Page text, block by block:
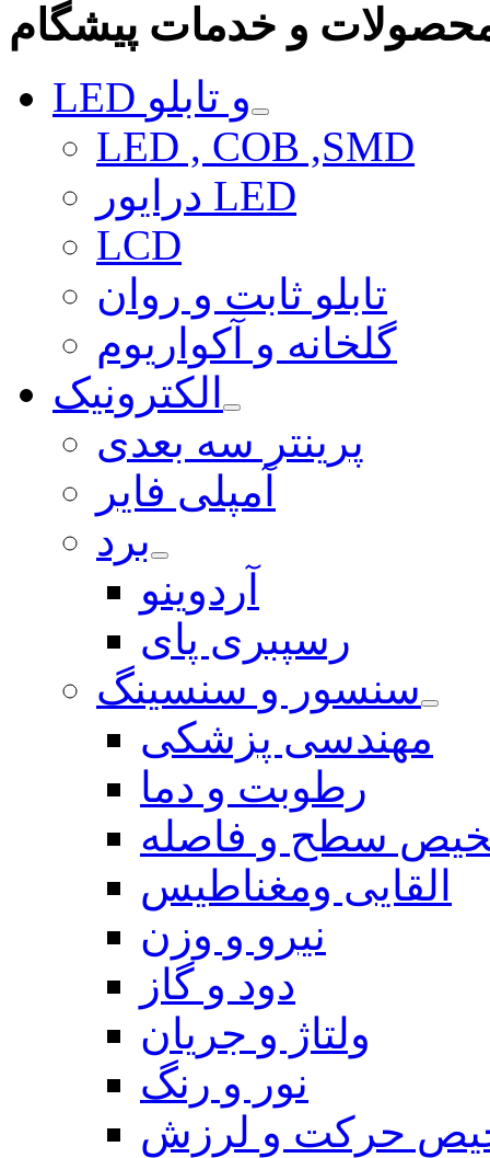
و خدمات پیشگام
LED و تابلو
LED , COB ,SMD
درایور LED
LCD
تابلو ثابت و روان
گلخانه و آکواریوم
الکترونیک
پرینتر سه بعدی
آمپلی فایر
برد
آردوینو
رسپبری پای
سنسور و سنسینگ
مهندسی پزشکی
رطوبت و دما
سطح و فاصله
القایی ومغناطیس
نیرو و وزن
دود و گاز
ولتاژ و جریان
نور و رنگ
حرکت و لرزش